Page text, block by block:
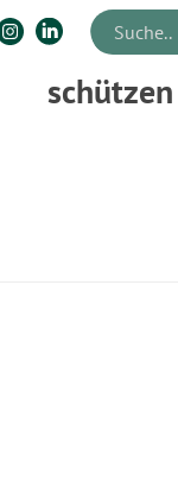
schützen